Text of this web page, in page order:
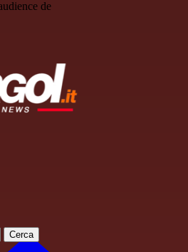
de
Cerca